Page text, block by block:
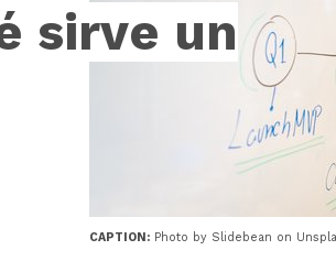
sirve un
CAPTION: Photo by Slidebean on